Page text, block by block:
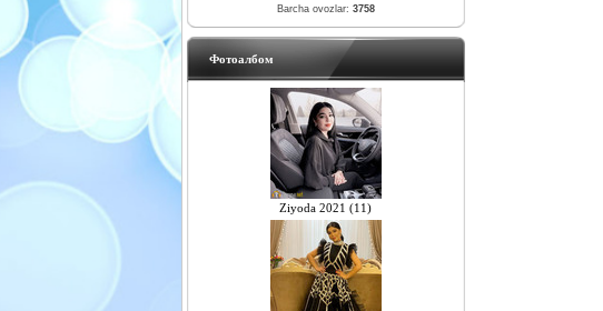
Barcha ovozlar: 3758
Фотоалбом
Ziyoda 2021 (11)